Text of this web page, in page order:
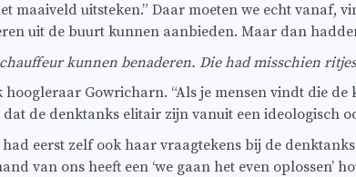
maaiveld uitsteken.” Daar moeten we echt
uit de buurt kunnen aanbieden. Maar dan
kunnen benaderen. Die had misschien
hoogleraar Gowricharn. “Als je mensen vindt die
de denktanks elitair zijn vanuit een ideologisch
eerst zelf ook haar vraagtekens bij de
van ons heeft een ‘we gaan het even